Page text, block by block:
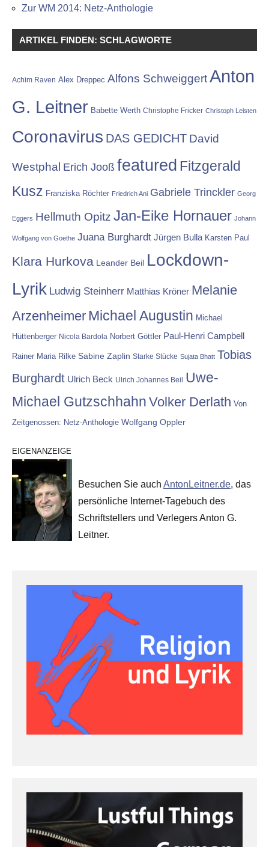
Zur WM 2014: Netz-Anthologie
ARTIKEL FINDEN: SCHLAGWORTE
Achim Raven Alex Dreppec Alfons SchweiggertAnton
G. Leitner Babette Werth Christophe Fricker Christoph Leisten
Coronavirus DAS GEDICHT David
Westphal Erich Jooß featured Fitzgerald
Kusz Franziska Röchter Friedrich Ani Gabriele Trinckler Georg
Eggers Hellmuth Opitz Jan-Eike Hornauer Johann
Wolfgang von Goethe Juana Burghardt Jürgen Bulla Karsten Paul
Klara Hurkova Leander Beil Lockdown-
Lyrik Ludwig Steinherr Matthias Kröner Melanie
Arzenheimer Michael Augustin Michael
Hüttenberger Nicola Bardola Norbert Göttler Paul-Henri Campbell
Rainer Maria Rilke Sabine Zaplin Starke Stücke Sujata Bhatt Tobias
Burghardt Ulrich Beck Ulrich Johannes Beil Uwe-
Michael Gutzschhahn Volker Derlath Von
Zeitgenossen: Netz-Anthologie Wolfgang Oppler
EIGENANZEIGE
Besuchen Sie auch AntonLeitner.de, das
persönliche Internet-Tagebuch des
Schriftstellers und Verlegers Anton G.
Leitner.